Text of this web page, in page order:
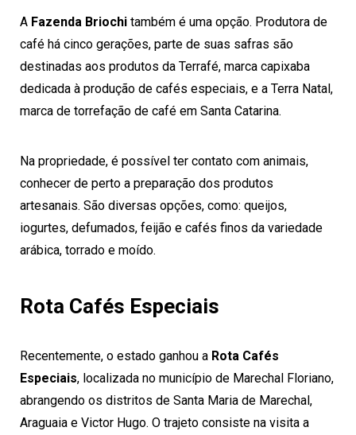
A Fazenda Briochi também é uma opção. Produtora de
café há cinco gerações, parte de suas safras são
destinadas aos produtos da Terrafé, marca capixaba
dedicada à produção de cafés especiais, e a Terra Natal,
marca de torrefação de café em Santa Catarina.
Na propriedade, é possível ter contato com animais,
conhecer de perto a preparação dos produtos
artesanais. São diversas opções, como: queijos,
iogurtes, defumados, feijão e cafés finos da variedade
arábica, torrado e moído.
Rota Cafés Especiais
Recentemente, o estado ganhou a Rota Cafés
Especiais, localizada no município de Marechal Floriano,
abrangendo os distritos de Santa Maria de Marechal,
Araguaia e Victor Hugo. O trajeto consiste na visita a